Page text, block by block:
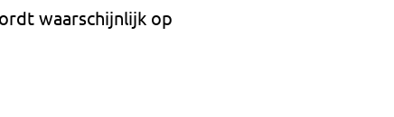
waarschijnlijk op